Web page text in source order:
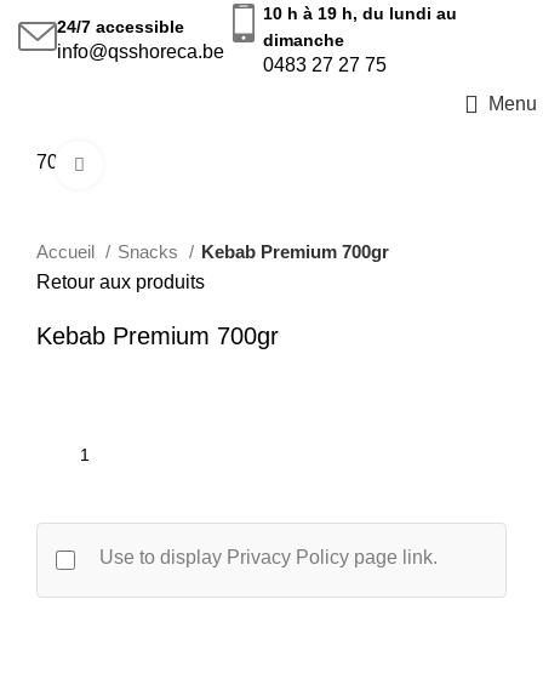
24/7 accessible
info@qsshoreca.be
10 h à 19 h, du lundi au
dimanche
0483 27 27 75
Menu
700gr
Accueil Snacks
Kebab Premium 700gr
Retour aux produits
Kebab Premium 700gr
Use to display Privacy Policy page link.